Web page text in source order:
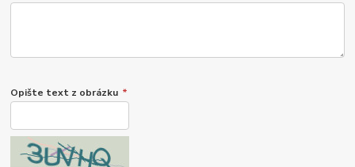
Opište text z obrázku *